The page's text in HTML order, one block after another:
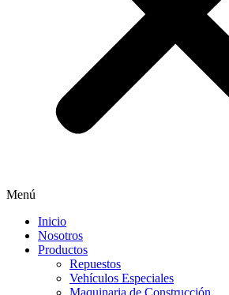
Menú
Inicio
Nosotros
Productos
Repuestos
Vehículos Especiales